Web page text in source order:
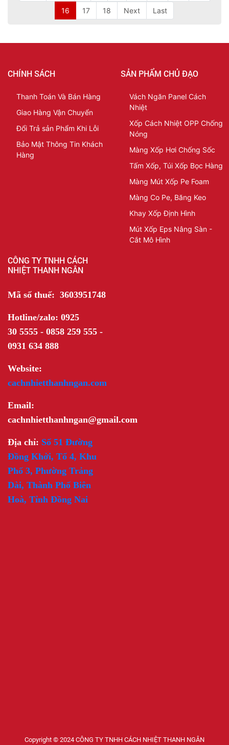
16 17 18 Next Last
CHÍNH SÁCH
Thanh Toán Và Bán Hàng
Giao Hàng Vận Chuyển
Đổi Trả sản Phẩm Khi Lỗi
Bảo Mật Thông Tin Khách
Hàng
SẢN PHẨM CHỦ ĐẠO
Vách Ngăn Panel Cách
Nhiệt
Xốp Cách Nhiệt OPP Chống
Nóng
Màng Xốp Hơi Chống Sốc
Tấm Xốp, Túi Xốp Bọc Hàng
Màng Mút Xốp Pe Foam
Màng Co Pe, Băng Keo
Khay Xốp Định Hình
Mút Xốp Eps Nâng Sàn -
Cắt Mô Hình
CÔNG TY TNHH CÁCH
NHIỆT THANH NGÂN
Mã số thuế: 3603951748
Hotline/zalo: 0925
30 5555 - 0858 259 555 -
0931 634 888
Website:
cachnhietthanhngan.com
Email:
cachnhietthanhngan@gmail.com
Địa chỉ: Số 51 Đường
Đồng Khởi, Tổ 4, Khu
Phố 3, Phường Trảng
Dài, Thành Phố Biên
Hoà, Tỉnh Đồng Nai
Copyright © 2024 CÔNG TY TNHH CÁCH NHIỆT THANH NGÂN